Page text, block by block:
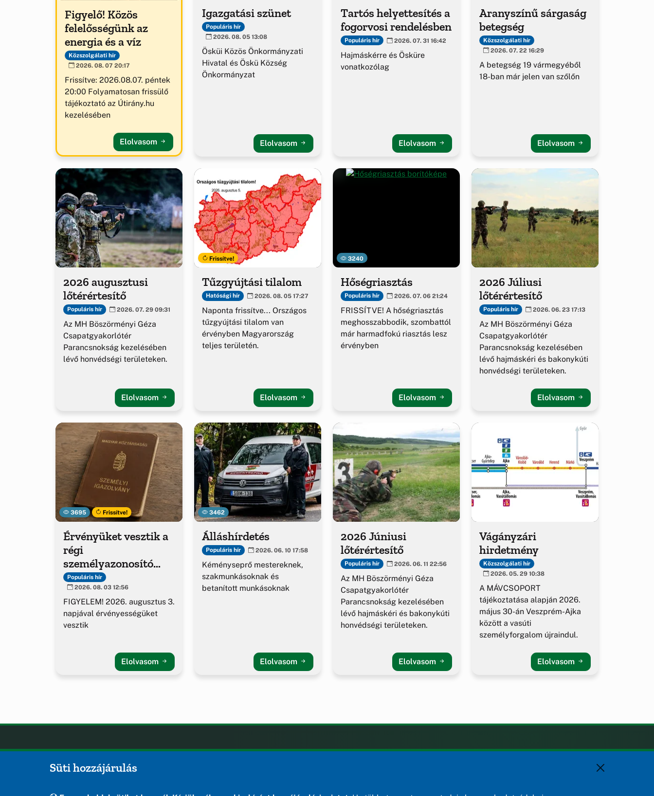
Figyelő! Közös
felelősségünk az
energia és a víz
Közszolgálati hír
2026. 08. 07 20:17
Frissítve: 2026.08.07. péntek
20:00 Folyamatosan frissülő
tájékoztató az Útirány.hu
kezelésében
Elolvasom
Igazgatási szünet
Populáris hír
2026. 08. 05 13:08
Ösküi Közös Önkormányzati
Hivatal és Öskü Község
Önkormányzat
Elolvasom
Tartós helyettesítés a
fogorvosi rendelésben
Populáris hír 2026. 07. 31 16:42
Hajmáskérre és Ösküre
vonatkozólag
Elolvasom
Aranyszínű sárgaság
betegség
Közszolgálati hír
2026. 07. 22 16:29
A betegség 19 vármegyéből
18-ban már jelen van szőlőn
Elolvasom
2026 augusztusi
lőtérértesítő
Populáris hír 2026. 07. 29 09:31
Az MH Böszörményi Géza
Csapatgyakorlótér
Parancsnokság kezelésében
lévő honvédségi területeken.
Elolvasom
Frissítve!
Tűzgyújtási tilalom
Hatósági hír 2026. 08. 05 17:27
Naponta frissítve... Országos
tűzgyújtási tilalom van
érvényben Magyarország
teljes területén.
Elolvasom
3240
Hőségriasztás
Populáris hír 2026. 07. 06 21:24
FRISSÍTVE! A hőségriasztás
meghosszabbodik, szombattól
már harmadfokú riasztás lesz
érvényben
Elolvasom
2026 Júliusi
lőtérértesítő
Populáris hír 2026. 06. 23 17:13
Az MH Böszörményi Géza
Csapatgyakorlótér
Parancsnokság kezelésében
lévő hajmáskéri és bakonykúti
honvédségi területeken.
Elolvasom
3695 Frissítve!
Érvényüket vesztik a
régi
személyazonosító
igazolványok
Populáris hír
2026. 08. 03 12:56
FIGYELEM! 2026. augusztus 3.
napjával érvényességüket
vesztik
Elolvasom
3462
Álláshírdetés
Populáris hír 2026. 06. 10 17:58
Kéményseprő mestereknek,
szakmunkásoknak és
betanított munkásoknak
Elolvasom
2026 Júniusi
lőtérértesítő
Populáris hír 2026. 06. 11 22:56
Az MH Böszörményi Géza
Csapatgyakorlótér
Parancsnokság kezelésében
lévő hajmáskéri és bakonykúti
honvédségi területeken.
Elolvasom
Vágányzári
hirdetmény
Közszolgálati hír
2026. 05. 29 10:38
A MÁVCSOPORT
tájékoztatása alapján 2026.
május 30-án Veszprém-Ajka
között a vasúti
személyforgalom újraindul.
Elolvasom
Öskü önkormányzatának hivatalos
OLDALAK KIEGÉSZÍTÉS KAPCSOLAT
Süti hozzájárulás